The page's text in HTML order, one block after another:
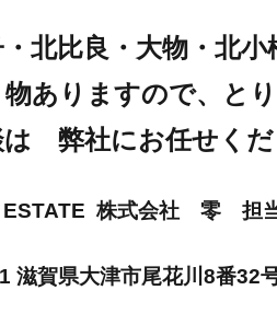
・北比良・大物・北
物ありますので、
は 弊社にお任せくだ
ESTATE 株式会社 零
滋賀県大津市尾花川8番32